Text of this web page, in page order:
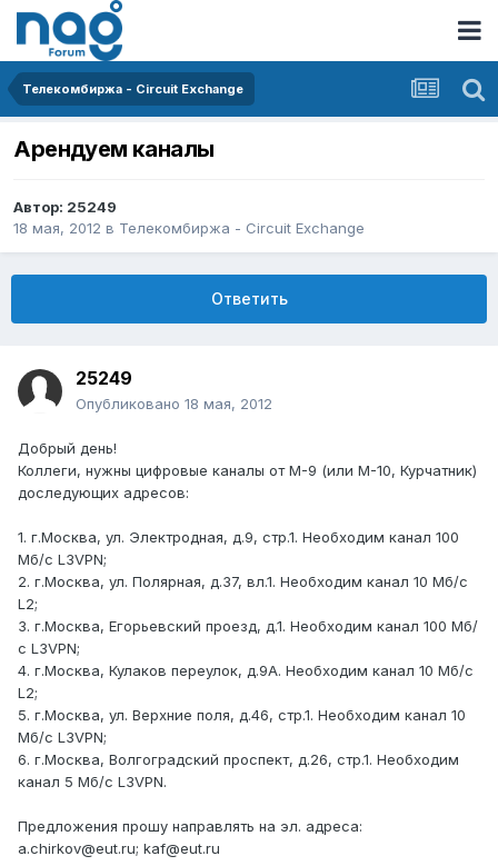
Телекомбиржа - Circuit Exchange
Арендуем каналы
Автор: 25249
18 мая, 2012 в Телекомбиржа - Circuit Exchange
Ответить
25249
Опубликовано 18 мая, 2012
Добрый день!
Коллеги, нужны цифровые каналы от М-9 (или М-10, Курчатник)
доследующих адресов:
1. г.Москва, ул. Электродная, д.9, стр.1. Необходим канал 100
Мб/с L3VPN;
2. г.Москва, ул. Полярная, д.37, вл.1. Необходим канал 10 Мб/с
L2;
3. г.Москва, Егорьевский проезд, д.1. Необходим канал 100 Мб/
с L3VPN;
4. г.Москва, Кулаков переулок, д.9А. Необходим канал 10 Мб/с
L2;
5. г.Москва, ул. Верхние поля, д.46, стр.1. Необходим канал 10
Мб/с L3VPN;
6. г.Москва, Волгоградский проспект, д.26, стр.1. Необходим
канал 5 Мб/с L3VPN.
Предложения прошу направлять на эл. адреса:
a.chirkov@eut.ru; kaf@eut.ru